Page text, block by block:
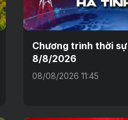
Chương trình thời
8/8/2026
08/08/2026 11:45